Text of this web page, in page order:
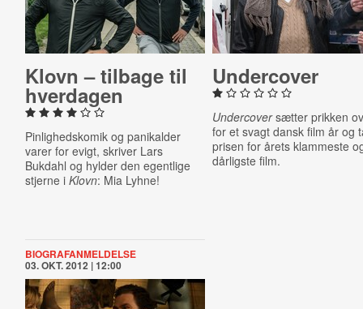
Klovn – tilbage til
hverdagen
Pinlighedskomik og panikalder
varer for evigt, skriver Lars
Bukdahl og hylder den egentlige
stjerne i Klovn: Mia Lyhne!
Un­der­cov­er
Undercoversætter prikken
for et svagt dansk film år og
prisen for årets klammeste
dårligste film.
BIOGRAFANMELDELSE
03. OKT. 2012 | 12:00